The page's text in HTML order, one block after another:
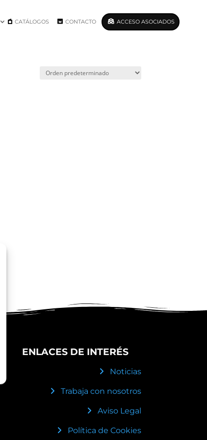
CATÁLOGOS CONTACTO ACCESO ASOCIADOS
ENLACES DE INTERÉS
Noticias
Trabaja con nosotros
Aviso Legal
Política de Cookies